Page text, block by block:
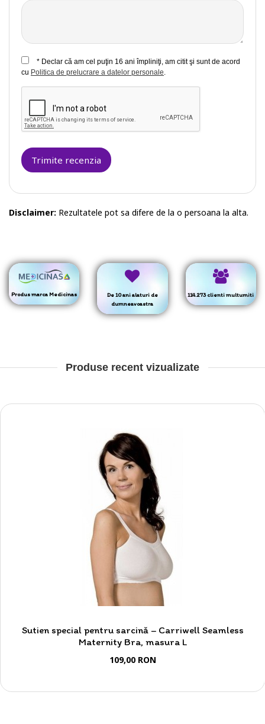
* Declar că am cel puţin 16 ani împliniţi, am citit şi sunt de acord
cu Politica de prelucrare a datelor personale.
Trimite recenzia
Disclaimer: Rezultatele pot sa difere de la o persoana la alta.
Produs marca Medicinas
De 10 ani alaturi de
dumneavoastra
114.273 clienti multumiti
Produse recent vizualizate
Sutien special pentru sarcină – Carriwell Seamless
Maternity Bra, masura L
109,00 RON